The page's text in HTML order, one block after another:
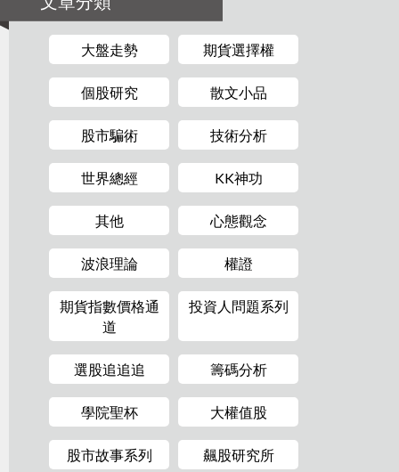
大盤走勢 期貨選擇權
個股研究 散文小品
股市騙術 技術分析
世界總經 KK神功
其他 心態觀念
波浪理論 權證
期貨指數價格通
道
投資人問題系列
選股追追追 籌碼分析
學院聖杯 大權值股
股市故事系列 飆股研究所